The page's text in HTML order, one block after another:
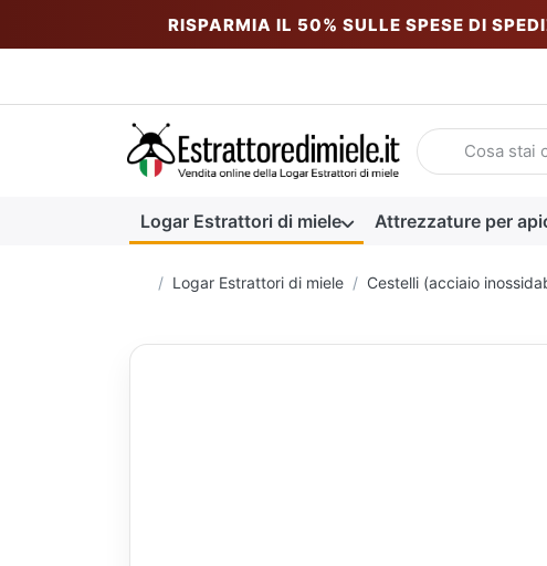
RISPARMIA IL 50% SULLE SPESE DI
Inserire un
Logar Estrattori di miele Attrezzature per
Homepage
Logar Estrattori di miele Cestelli (acciaio